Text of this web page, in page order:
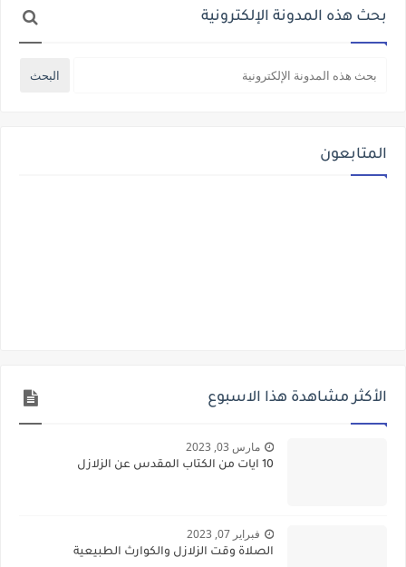
بحث هذه المدونة الإلكترونية
المتابعون
الأكثر مشاهدة هذا الاسبوع
مارس 03, 2023
10 ايات من الكتاب المقدس عن الزلازل
فبراير 07, 2023
الصلاة وقت الزلازل والكوارث الطبيعية